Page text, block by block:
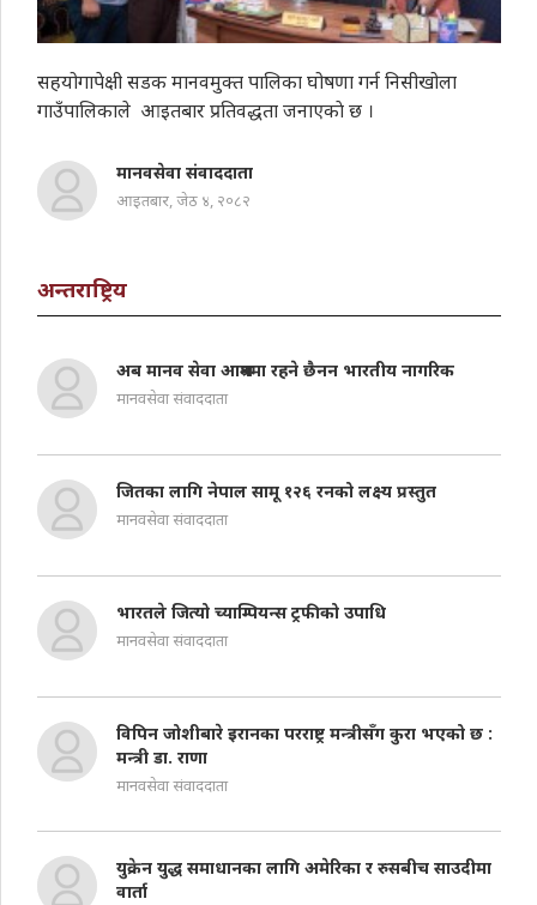
सहयोगापेक्षी सडक मानवमुक्त पालिका घोषणा गर्न निसीखोला
गाउँपालिकाले आइतबार प्रतिवद्धता जनाएकाे छ ।
मानवसेवा संवाददाता
आइतबार, जेठ ४, २०८२
अन्तराष्ट्रिय
अब मानव सेवा आश्रममा रहने छैनन भारतीय नागरिक
मानवसेवा संवाददाता
जितका लागि नेपाल सामू १२६ रनको लक्ष्य प्रस्तुत
मानवसेवा संवाददाता
भारतले जित्यो च्याम्पियन्स ट्रफीको उपाधि
मानवसेवा संवाददाता
विपिन जोशीबारे इरानका परराष्ट्र मन्त्रीसँग कुरा भएको छ :
मन्त्री डा. राणा
मानवसेवा संवाददाता
युक्रेन युद्ध समाधानका लागि अमेरिका र रुसबीच साउदीमा
वार्ता